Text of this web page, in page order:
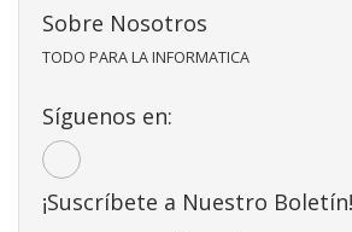
Sobre Nosotros
TODO PARA LA INFORMATICA
Síguenos en:
¡Suscríbete a Nuestro Boletín!